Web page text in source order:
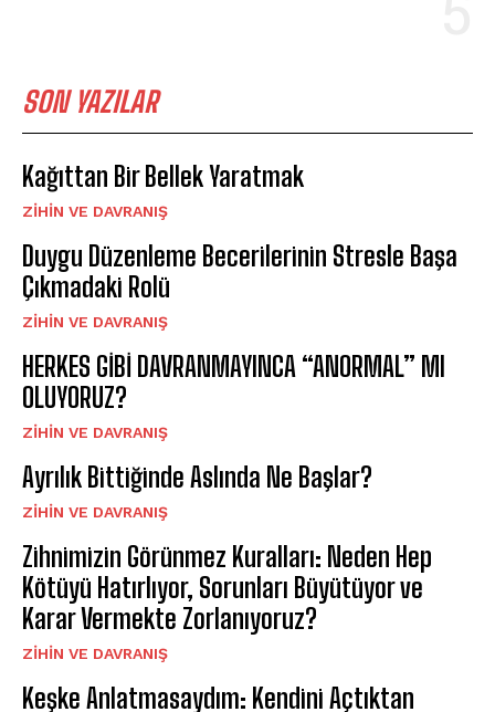
SON YAZILAR
Kağıttan Bir Bellek Yaratmak
⁠ZIHIN VE DAVRANIŞ
Duygu Düzenleme Becerilerinin Stresle Başa
Çıkmadaki Rolü
⁠ZIHIN VE DAVRANIŞ
HERKES GİBİ DAVRANMAYINCA “ANORMAL” MI
OLUYORUZ?
⁠ZIHIN VE DAVRANIŞ
Ayrılık Bittiğinde Aslında Ne Başlar?
⁠ZIHIN VE DAVRANIŞ
Zihnimizin Görünmez Kuralları: Neden Hep
Kötüyü Hatırlıyor, Sorunları Büyütüyor ve
Karar Vermekte Zorlanıyoruz?
⁠ZIHIN VE DAVRANIŞ
Keşke Anlatmasaydım: Kendini Açtıktan